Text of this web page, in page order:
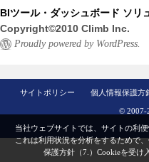
BIツール・ダッシュボード ソリ
Copyright©2010 Climb Inc.
Proudly powered by WordPress.
サイトポリシー 個人情報保護方
© 2007-
当社ウェブサイトでは、サイトの利
これは利用状況を分析をするためで
保護方針（7.） Cookieを受け